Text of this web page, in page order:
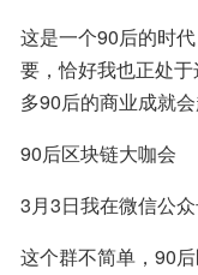
这是一个90后的时
要，恰好我也正处
多90后的商业成就
90后区块链大咖会
3月3日我在微信公
这个群不简单，90